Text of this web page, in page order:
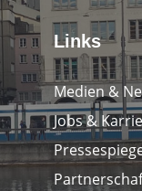
Links
Medien &
Jobs &